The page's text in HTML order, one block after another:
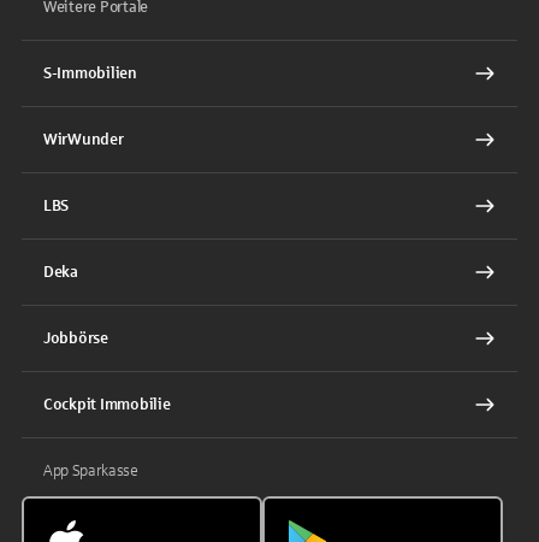
Weitere Portale
S-Immobilien
WirWunder
LBS
Deka
Jobbörse
Cockpit Immobilie
App Sparkasse